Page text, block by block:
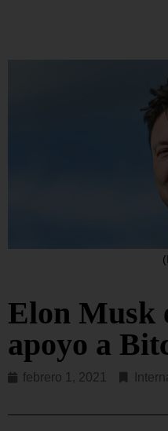
Elon Musk
apoyo a
febrero 1, 2021